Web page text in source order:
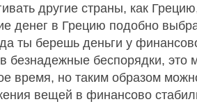
другие страны, как
денег в Грецию подобно
ты берешь деньги у
безнадежные беспорядки, это
время, но таким образом
вещей в финансово